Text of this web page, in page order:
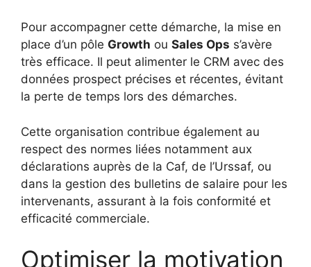
Pour accompagner cette démarche, la mise en
place d’un pôle Growth ou Sales Ops s’avère
très efficace. Il peut alimenter le CRM avec des
données prospect précises et récentes, évitant
la perte de temps lors des démarches.
Cette organisation contribue également au
respect des normes liées notamment aux
déclarations auprès de la Caf, de l’Urssaf, ou
dans la gestion des bulletins de salaire pour les
intervenants, assurant à la fois conformité et
efficacité commerciale.
Optimiser la motivation